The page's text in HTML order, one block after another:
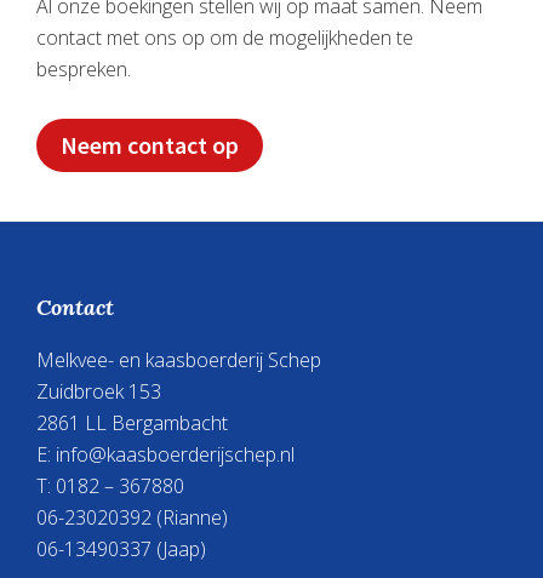
Al onze boekingen stellen wij op maat samen. Neem
contact met ons op om de mogelijkheden te
bespreken.
Neem contact op
Footer
Contact
Melkvee- en kaasboerderij Schep
Zuidbroek 153
2861 LL Bergambacht
E: info@kaasboerderijschep.nl
T: 0182 – 367880
06-23020392 (Rianne)
06-13490337 (Jaap)